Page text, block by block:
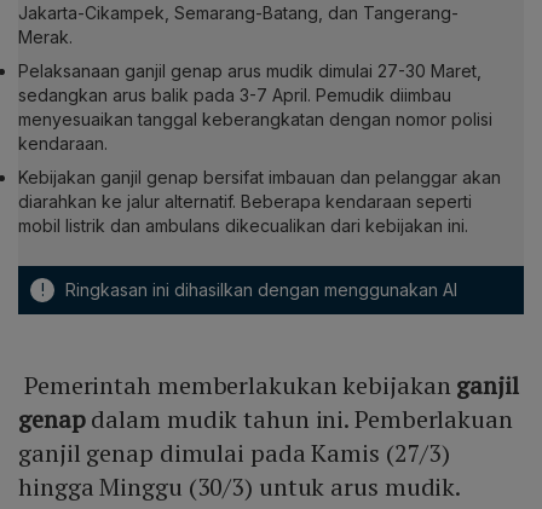
Jakarta-Cikampek, Semarang-Batang, dan Tangerang-
Merak.
Pelaksanaan ganjil genap arus mudik dimulai 27-30 Maret,
sedangkan arus balik pada 3-7 April. Pemudik diimbau
menyesuaikan tanggal keberangkatan dengan nomor polisi
kendaraan.
Kebijakan ganjil genap bersifat imbauan dan pelanggar akan
diarahkan ke jalur alternatif. Beberapa kendaraan seperti
mobil listrik dan ambulans dikecualikan dari kebijakan ini.
! Ringkasan ini dihasilkan dengan menggunakan AI
Pemerintah memberlakukan kebijakan ganjil
genapdalam mudik tahun ini. Pemberlakuan
ganjil genap dimulai pada Kamis (27/3)
hingga Minggu (30/3) untuk arus mudik.